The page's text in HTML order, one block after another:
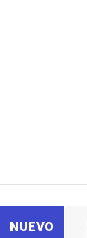
NUEVO